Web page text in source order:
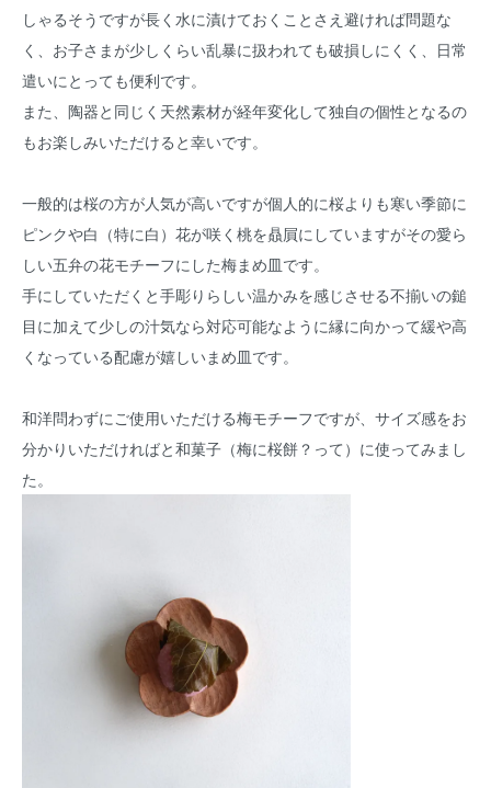
しゃるそうですが長く水に漬けておくことさえ避ければ問題な
く、お子さまが少しくらい乱暴に扱われても破損しにくく、日常
遣いにとっても便利です。
また、陶器と同じく天然素材が経年変化して独自の個性となるの
もお楽しみいただけると幸いです。
一般的は桜の方が人気が高いですが個人的に桜よりも寒い季節に
ピンクや白（特に白）花が咲く桃を贔屓にしていますがその愛ら
しい五弁の花モチーフにした梅まめ皿です。
手にしていただくと手彫りらしい温かみを感じさせる不揃いの鎚
目に加えて少しの汁気なら対応可能なように縁に向かって緩や高
くなっている配慮が嬉しいまめ皿です。
和洋問わずにご使用いただける梅モチーフですが、サイズ感をお
分かりいただければと和菓子（梅に桜餅？って）に使ってみまし
た。